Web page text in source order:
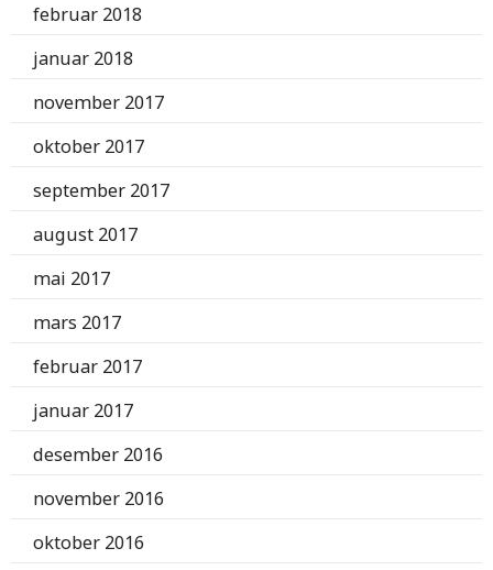
februar 2018
januar 2018
november 2017
oktober 2017
september 2017
august 2017
mai 2017
mars 2017
februar 2017
januar 2017
desember 2016
november 2016
oktober 2016